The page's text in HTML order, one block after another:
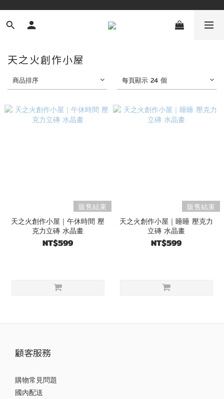
天之火創作小屋
商品排序 每頁顯示 24 個
販售結束
天之火創作小屋｜午休時間 壓
克力立磚 水晶畫
NT$599
販售結束
天之火創作小屋｜睡睡 壓克力
立磚 水晶畫
NT$599
顧客服務
購物常見問題
國內配送